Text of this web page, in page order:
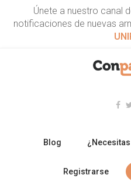
Únete a nuestro canal
notificaciones de nuevas
Blog
Registrarse